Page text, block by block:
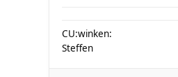
CU:winken:
Steffen